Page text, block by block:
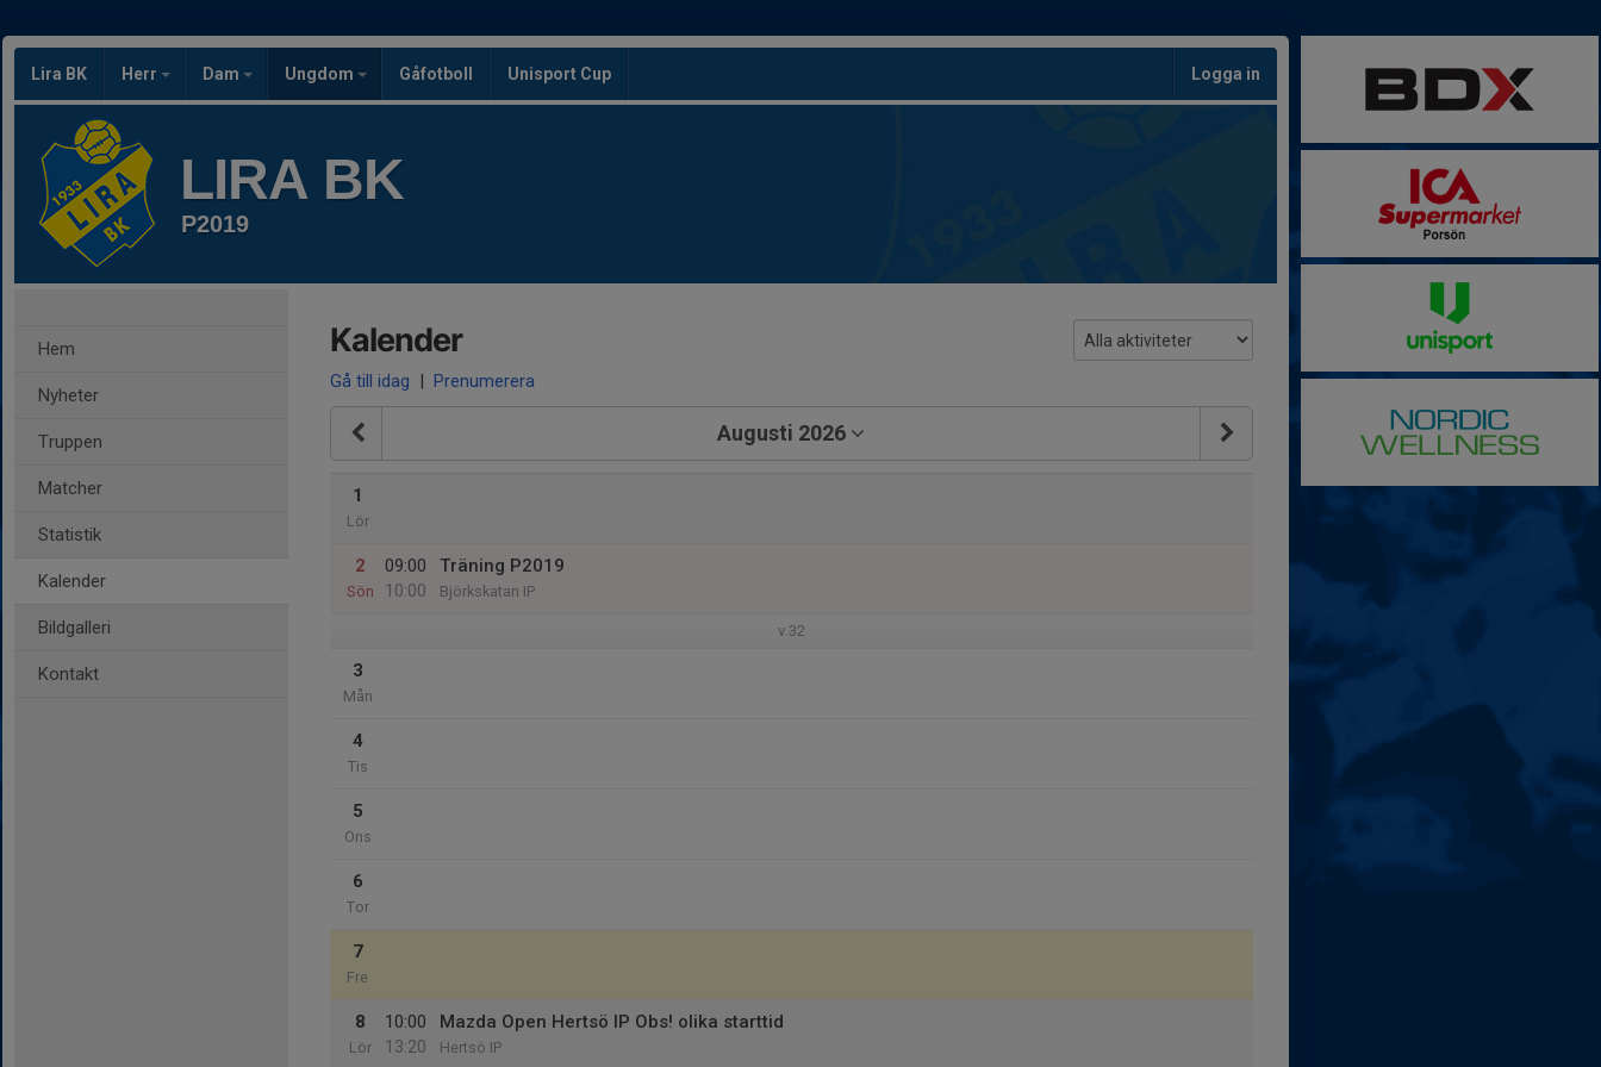
Lira BK Herr Dam Ungdom Gåfotboll Unisport Cup Logga in
LIRA BK
P2019
Hem
Nyheter
Truppen
Matcher
Statistik
Kalender
Bildgalleri
Kontakt
Kalender
Gå till idag | Prenumerera
Augusti 2026
1
Lör
2
Sön
09:00
10:00
Träning P2019
Björkskatan IP
v.32
3
Mån
4
Tis
5
Ons
6
Tor
7
Fre
8
Lör
10:00
13:20
Mazda Open Hertsö IP Obs! olika starttid
Hertsö IP